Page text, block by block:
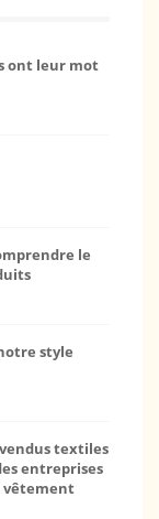
ont leur mot
le
style
textiles
entreprises
vêtement